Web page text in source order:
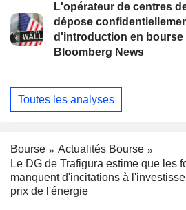
L'opérateur de centres
dépose
d'introduction en bourse
Bloomberg News
Toutes les analyses
Bourse
Actualités Bourse
Le DG de Trafigura estime que les
manquent d'incitations à
prix de l'énergie